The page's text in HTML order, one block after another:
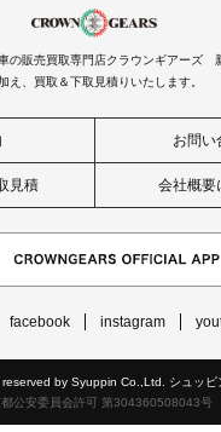
の販売買取専門店クラウンギアーズ
え、買取＆下取見積りいたします。
お問い
見積 会社概要
facebook instagram
by Syuppin Co.,Ltd. シュッピ
公安委員会許可 第304360508043号